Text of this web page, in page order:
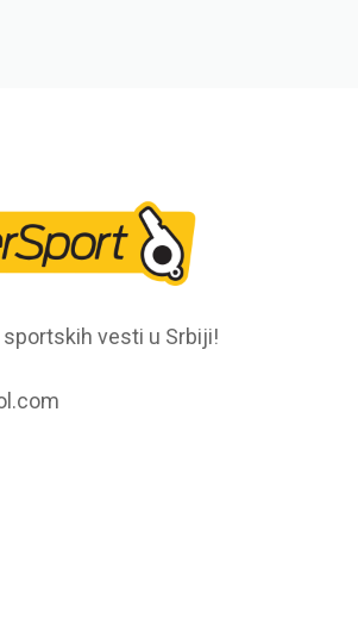
sportskih vesti u Srbiji!